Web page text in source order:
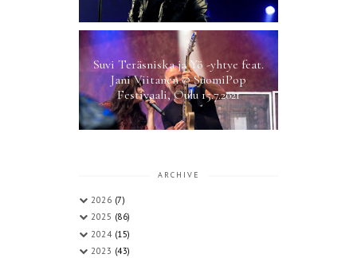
Suvi Teräsniska ja Yö -yhtye feat.
Jani Viitanen @ SuomiPop
Festivaali, Oulu 15.7.2021
ARCHIVE
2026 (7)
2025 (86)
2024 (15)
2023 (43)